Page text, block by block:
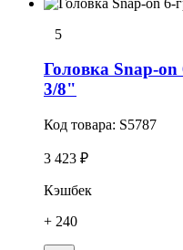
5
Головка Snap-
3/8"
Код товара: S5787
3 423 ₽
Кэшбек
+ 240